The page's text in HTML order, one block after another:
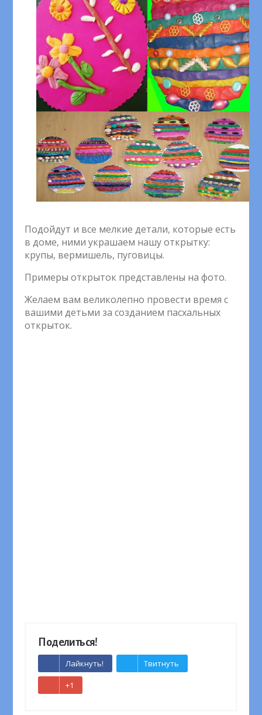
Подойдут и все мелкие детали, которые есть
в доме, ними украшаем нашу открытку:
крупы, вермишель, пуговицы.
Примеры открыток представлены на фото.
Желаем вам великолепно провести время с
вашими детьми за созданием пасхальных
открыток.
Поделиться!
Лайкнуть! Твитнуть
+1